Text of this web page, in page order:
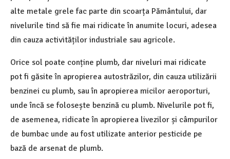
alte metale grele fac parte din scoarța Pământului, dar
nivelurile tind să fie mai ridicate în anumite locuri, adesea
din cauza activităților industriale sau agricole.
Orice sol poate conține plumb, dar niveluri mai ridicate
pot fi găsite în apropierea autostrăzilor, din cauza utilizării
benzinei cu plumb, sau în apropierea micilor aeroporturi,
unde încă se folosește benzină cu plumb. Nivelurile pot fi,
de asemenea, ridicate în apropierea livezilor și câmpurilor
de bumbac unde au fost utilizate anterior pesticide pe
bază de arsenat de plumb.